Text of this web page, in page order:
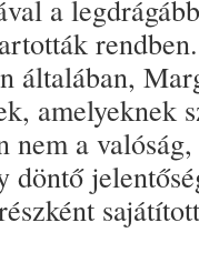
a
általában,
amelyeknek
nem a
döntő